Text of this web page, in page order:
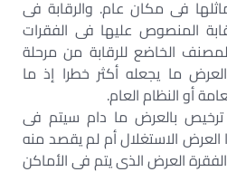
فى مكان عام. والرقابة فى
المنصوص عليها فى الفقرات
الخاضع للرقابة من مرحلة
العرض ما يجعله أكثر خطرا إذ ما
أو النظام العام.
بالعرض ما دام سيتم فى
الاستغلال أم لم يقصد منه
العرض الذى يتم فى الأماكن